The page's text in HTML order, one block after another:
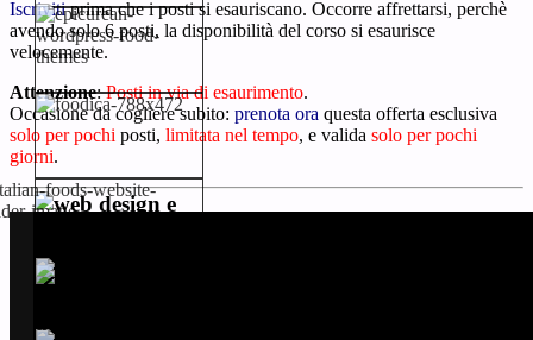
Iscrivitiprima che i posti si esauriscano. Occorre affrettarsi, perchè
avendo solo 6 posti, la disponibilità del corso si esaurisce
velocemente.
Attenzione:Posti in via di esaurimento.
Occasione da cogliere subito: prenota ora questa offerta esclusiva
solo per pochi posti, limitata nel tempo, e valida solo per pochi
giorni.